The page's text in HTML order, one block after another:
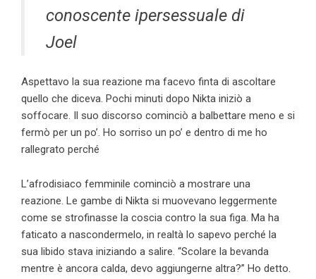
conoscente ipersessuale di
Joel
Aspettavo la sua reazione ma facevo finta di ascoltare
quello che diceva. Pochi minuti dopo Nikta iniziò a
soffocare. Il suo discorso cominciò a balbettare meno e si
fermò per un po’. Ho sorriso un po’ e dentro di me ho
rallegrato perché
L’afrodisiaco femminile cominciò a mostrare una
reazione. Le gambe di Nikta si muovevano leggermente
come se strofinasse la coscia contro la sua figa. Ma ha
faticato a nascondermelo, in realtà lo sapevo perché la
sua libido stava iniziando a salire. “Scolare la bevanda
mentre è ancora calda, devo aggiungerne altra?” Ho detto.